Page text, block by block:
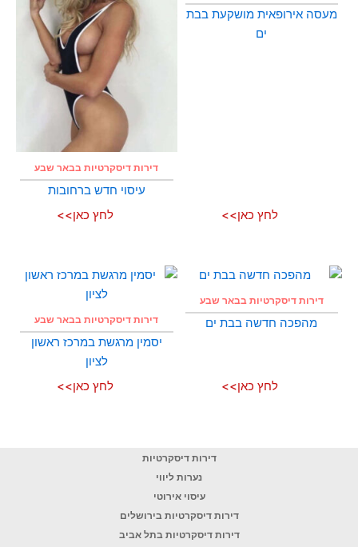
מעסה אירופאית מושקעת בבת
ים
לחץ כאן>>
דירות דיסקרטיות בבאר שבע
עיסוי חדש ברחובות
לחץ כאן>>
דירות דיסקרטיות בבאר שבע
מהפכה חדשה בבת ים
לחץ כאן>>
דירות דיסקרטיות בבאר שבע
יסמין מרגשת במרכז ראשון
לציון
לחץ כאן>>
דירות דיסקרטיות
נערות ליווי
עיסוי אירוטי
דירות דיסקרטיות בירושלים
דירות דיסקרטיות בתל אביב